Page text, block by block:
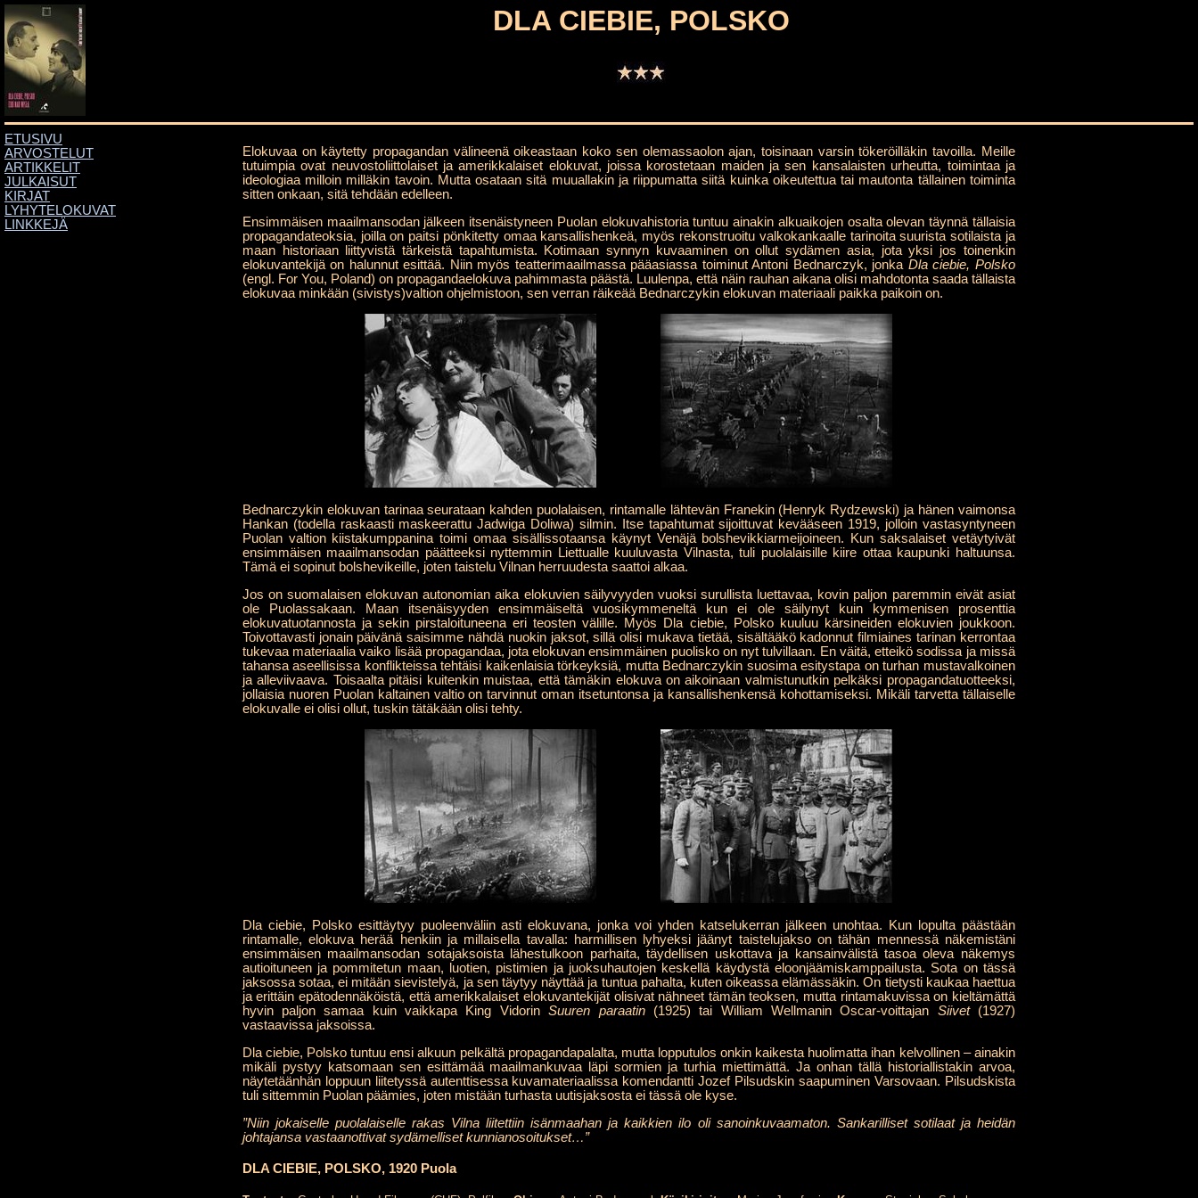
DLA CIEBIE, POLSKO
ETUSIVU
ARVOSTELUT
ARTIKKELIT
JULKAISUT
KIRJAT
LYHYTELOKUVAT
LINKKEJÄ
Elokuvaa on käytetty propagandan välineenä oikeastaan koko sen olemassaolon ajan, toisinaan varsin tökeröilläkin tavoilla. Meille
tutuimpia ovat neuvostoliittolaiset ja amerikkalaiset elokuvat, joissa korostetaan maiden ja sen kansalaisten urheutta, toimintaa ja
ideologiaa milloin milläkin tavoin. Mutta osataan sitä muuallakin ja riippumatta siitä kuinka oikeutettua tai mautonta tällainen toiminta
sitten onkaan, sitä tehdään edelleen.
Ensimmäisen maailmansodan jälkeen itsenäistyneen Puolan elokuvahistoria tuntuu ainakin alkuaikojen osalta olevan täynnä tällaisia
propagandateoksia, joilla on paitsi pönkitetty omaa kansallishenkeä, myös rekonstruoitu valkokankaalle tarinoita suurista sotilaista ja
maan historiaan liittyvistä tärkeistä tapahtumista. Kotimaan synnyn kuvaaminen on ollut sydämen asia, jota yksi jos toinenkin
elokuvantekijä on halunnut esittää. Niin myös teatterimaailmassa pääasiassa toiminut Antoni Bednarczyk, jonka Dla ciebie, Polsko
(engl. For You, Poland) on propagandaelokuva pahimmasta päästä. Luulenpa, että näin rauhan aikana olisi mahdotonta saada tällaista
elokuvaa minkään (sivistys)valtion ohjelmistoon, sen verran räikeää Bednarczykin elokuvan materiaali paikka paikoin on.
Bednarczykin elokuvan tarinaa seurataan kahden puolalaisen, rintamalle lähtevän Franekin (Henryk Rydzewski) ja hänen vaimonsa
Hankan (todella raskaasti maskeerattu Jadwiga Doliwa) silmin. Itse tapahtumat sijoittuvat kevääseen 1919, jolloin vastasyntyneen
Puolan valtion kiistakumppanina toimi omaa sisällissotaansa käynyt Venäjä bolshevikkiarmeijoineen. Kun saksalaiset vetäytyivät
ensimmäisen maailmansodan päätteeksi nyttemmin Liettualle kuuluvasta Vilnasta, tuli puolalaisille kiire ottaa kaupunki haltuunsa.
Tämä ei sopinut bolshevikeille, joten taistelu Vilnan herruudesta saattoi alkaa.
Jos on suomalaisen elokuvan autonomian aika elokuvien säilyvyyden vuoksi surullista luettavaa, kovin paljon paremmin eivät asiat
ole Puolassakaan. Maan itsenäisyyden ensimmäiseltä vuosikymmeneltä kun ei ole säilynyt kuin kymmenisen prosenttia
elokuvatuotannosta ja sekin pirstaloituneena eri teosten välille. Myös Dla ciebie, Polsko kuuluu kärsineiden elokuvien joukkoon.
Toivottavasti jonain päivänä saisimme nähdä nuokin jaksot, sillä olisi mukava tietää, sisältääkö kadonnut filmiaines tarinan kerrontaa
tukevaa materiaalia vaiko lisää propagandaa, jota elokuvan ensimmäinen puolisko on nyt tulvillaan. En väitä, etteikö sodissa ja missä
tahansa aseellisissa konflikteissa tehtäisi kaikenlaisia törkeyksiä, mutta Bednarczykin suosima esitystapa on turhan mustavalkoinen
ja alleviivaava. Toisaalta pitäisi kuitenkin muistaa, että tämäkin elokuva on aikoinaan valmistunutkin pelkäksi propagandatuotteeksi,
jollaisia nuoren Puolan kaltainen valtio on tarvinnut oman itsetuntonsa ja kansallishenkensä kohottamiseksi. Mikäli tarvetta tällaiselle
elokuvalle ei olisi ollut, tuskin tätäkään olisi tehty.
Dla ciebie, Polsko esittäytyy puoleenväliin asti elokuvana, jonka voi yhden katselukerran jälkeen unohtaa. Kun lopulta päästään
rintamalle, elokuva herää henkiin ja millaisella tavalla: harmillisen lyhyeksi jäänyt taistelujakso on tähän mennessä näkemistäni
ensimmäisen maailmansodan sotajaksoista lähestulkoon parhaita, täydellisen uskottava ja kansainvälistä tasoa oleva näkemys
autioituneen ja pommitetun maan, luotien, pistimien ja juoksuhautojen keskellä käydystä eloonjäämiskamppailusta. Sota on tässä
jaksossa sotaa, ei mitään sievistelyä, ja sen täytyy näyttää ja tuntua pahalta, kuten oikeassa elämässäkin. On tietysti kaukaa haettua
ja erittäin epätodennäköistä, että amerikkalaiset elokuvantekijät olisivat nähneet tämän teoksen, mutta rintamakuvissa on kieltämättä
hyvin paljon samaa kuin vaikkapa King VidorinSuuren paraatin(1925) tai William Wellmanin Oscar-voittajan Siivet(1927)
vastaavissa jaksoissa.
Dla ciebie, Polsko tuntuu ensi alkuun pelkältä propagandapalalta, mutta lopputulos onkin kaikesta huolimatta ihan kelvollinen – ainakin
mikäli pystyy katsomaan sen esittämää maailmankuvaa läpi sormien ja turhia miettimättä. Ja onhan tällä historiallistakin arvoa,
näytetäänhän loppuun liitetyssä autenttisessa kuvamateriaalissa komendantti Jozef Pilsudskin saapuminen Varsovaan. Pilsudskista
tuli sittemmin Puolan päämies, joten mistään turhasta uutisjaksosta ei tässä ole kyse.
”Niin jokaiselle puolalaiselle rakas Vilna liitettiin isänmaahan ja kaikkien ilo oli sanoinkuvaamaton. Sankarilliset sotilaat ja heidän
johtajansa vastaanottivat sydämelliset kunnianosoitukset…”
DLA CIEBIE, POLSKO, 1920 Puola